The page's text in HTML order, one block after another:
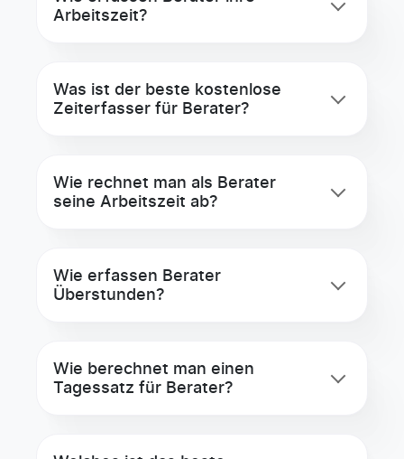
Arbeitszeit?
Was ist der beste kostenlose
Zeiterfasser für Berater?
Wie rechnet man als Berater
seine Arbeitszeit ab?
Wie erfassen Berater
Überstunden?
Wie berechnet man einen
Tagessatz für Berater?